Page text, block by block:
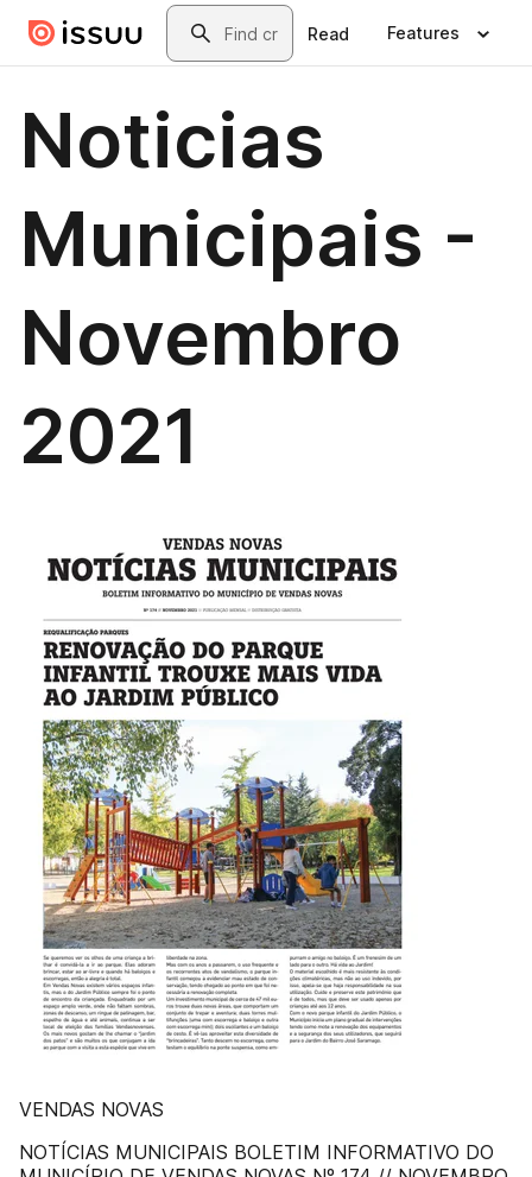
Skip to main contentSearch
Read Features
Noticias
Municipais -
Novembro
2021
VENDAS NOVAS
NOTÍCIAS MUNICIPAIS BOLETIM INFORMATIVO DO